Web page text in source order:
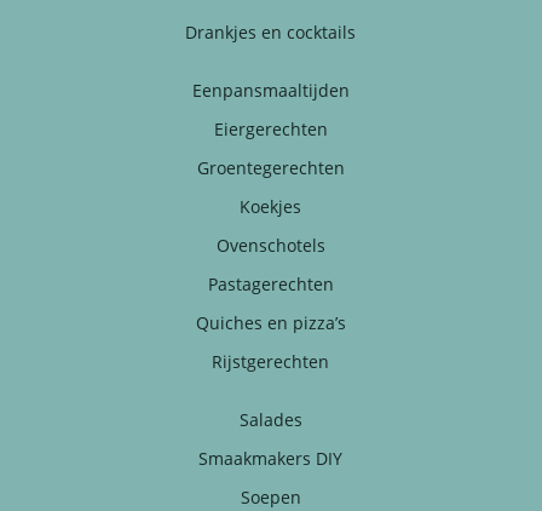
Drankjes en cocktails
Eenpansmaaltijden
Eiergerechten
Groentegerechten
Koekjes
Ovenschotels
Pastagerechten
Quiches en pizza’s
Rijstgerechten
Salades
Smaakmakers DIY
Soepen